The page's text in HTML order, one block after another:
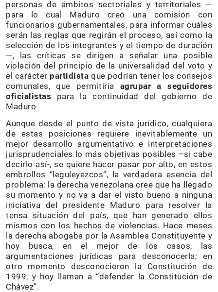
personas de ámbitos sectoriales y territoriales —
para lo cual Maduro creó una comisión con
funcionarios gubernamentales, para informar cuáles
serán las reglas que regirán el proceso, así como la
selección de los integrantes y el tiempo de duración
—, las críticas se dirigen a señalar una posible
violación del principio de la universalidad del voto y
el carácter partidista que podrían tener los consejos
comunales, que permitiría agrupar a seguidores
oficialistas para la continuidad del gobierno de
Maduro
Aunque desde el punto de vista jurídico, cualquiera
de estas posiciones requiere inevitablemente un
mejor desarrollo argumentativo e interpretaciones
jurisprudenciales lo más objetivas posibles –si cabe
decirlo así-, se quiere hacer pasar por alto, en estos
embrollos “leguleyezcos”, la verdadera esencia del
problema: la derecha venezolana cree que ha llegado
su momento y no va a dar el visto bueno a ninguna
iniciativa del presidente Maduro para resolver la
tensa situación del país, que han generado ellos
mismos con los hechos de violencias. Hace meses
la derecha abogaba por la Asamblea Constituyente y
hoy busca, en el mejor de los casos, las
argumentaciones jurídicas para desconocerla; en
otro momento desconocieron la Constitución de
1999, y hoy llaman a “defender la Constitución de
Chávez”.